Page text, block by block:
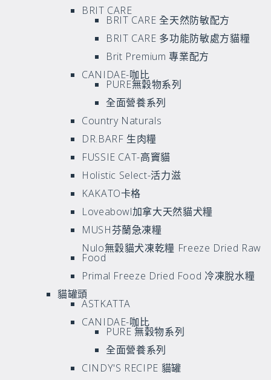
BRIT CARE
BRIT CARE 全天然防敏配方
BRIT CARE 多功能防敏處方貓糧
Brit Premium 專業配方
CANIDAE-咖比
PURE無穀物系列
全面營養系列
Country Naturals
DR.BARF 生肉糧
FUSSIE CAT-高竇貓
Holistic Select-活力滋
KAKATO卡格
Loveabowl加拿大天然貓犬糧
MUSH芬蘭急凍糧
Nulo無穀貓犬凍乾糧 Freeze Dried Raw
Food
Primal Freeze Dried Food 冷凍脫水糧
貓罐頭
ASTKATTA
CANIDAE-咖比
PURE 無穀物系列
全面營養系列
CINDY'S RECIPE 貓罐